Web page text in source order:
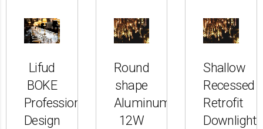
Lifud
BOKE
Professional
Design
Round
shape
Aluminum
12W
Shallow
Recessed
Retrofit
Downlight